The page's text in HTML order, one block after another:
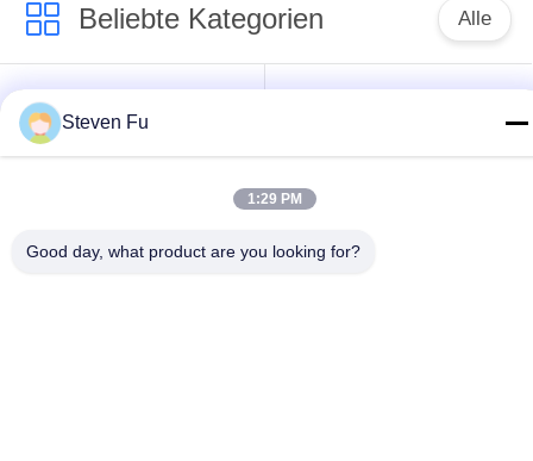
Beliebte Kategorien Alle
Stahlkonstruktion
Lager
Vorfabrizierte
Steven Fu
1:29 PM
Good day, what product are you looking for?